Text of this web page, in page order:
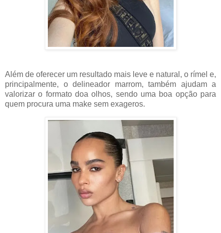
Além de oferecer um resultado mais leve e natural, o rímel e,
principalmente, o delineador marrom, também ajudam a
valorizar o formato doa olhos, sendo uma boa opção para
quem procura uma make sem exageros.